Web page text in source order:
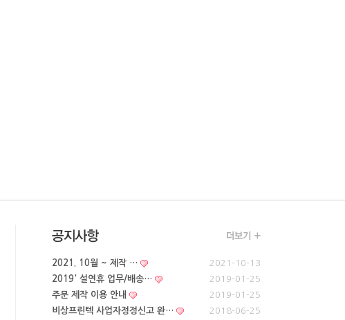
2021. 10월 ~ 제작 …
2021-10-13
2019' 설연휴 업무/배송…
2019-01-25
주문 제작 이용 안내
2019-01-25
비상프린텍 사업자정정신고 완…
2018-06-25